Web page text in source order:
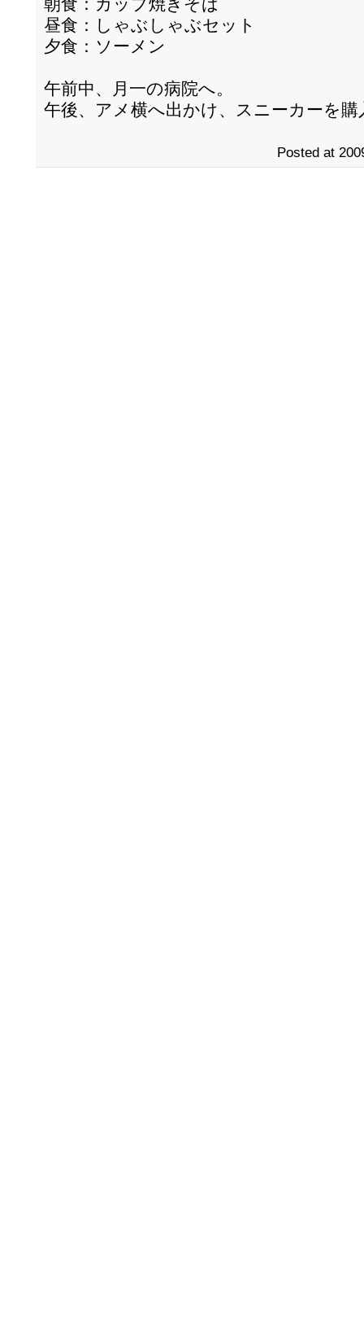
昼食：しゃぶしゃぶセット
夕食：ソーメン
午前中、月一の病院へ。
午後、アメ横へ出かけ、スニーカーを購
Posted at